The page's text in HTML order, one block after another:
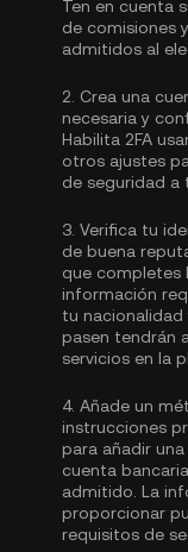
Ten en cuenta
de comisiones
admitidos al
2. Crea una
necesaria y
Habilita 2FA
otros ajustes
de seguridad a
3. Verifica tu
de buena
que completes
información
tu nacionalidad
pasen tendrán
servicios en la
4. Añade un
instrucciones
para añadir
cuenta
admitido. La
proporcionar
requisitos de